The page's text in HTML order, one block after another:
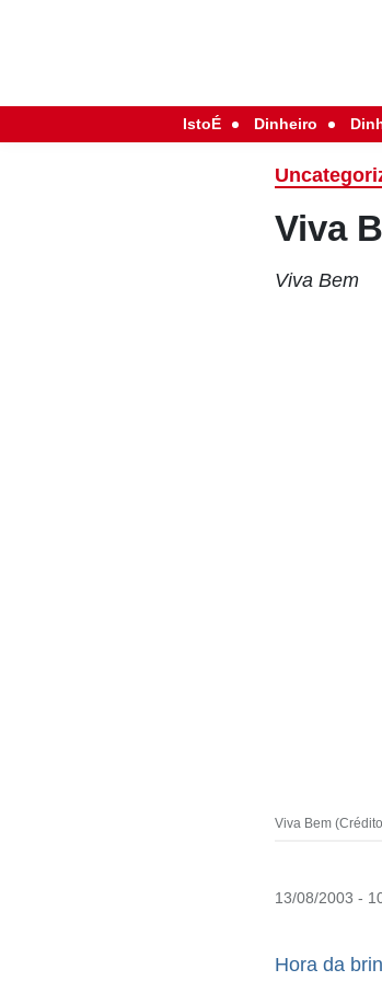
IstoÉ Dinheiro
Viva
Viva Bem
Viva Bem
13/08/2003 -
Hora da